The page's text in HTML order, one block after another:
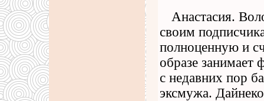
Анастасия.
своим
полноценную и
образе занимает
с недавних пор
эксмужа.